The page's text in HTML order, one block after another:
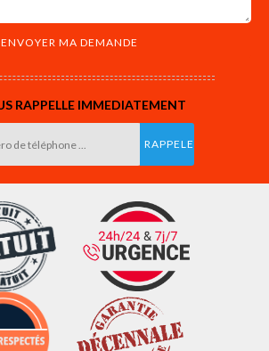
RAPPELLE IMMEDIATEMENT